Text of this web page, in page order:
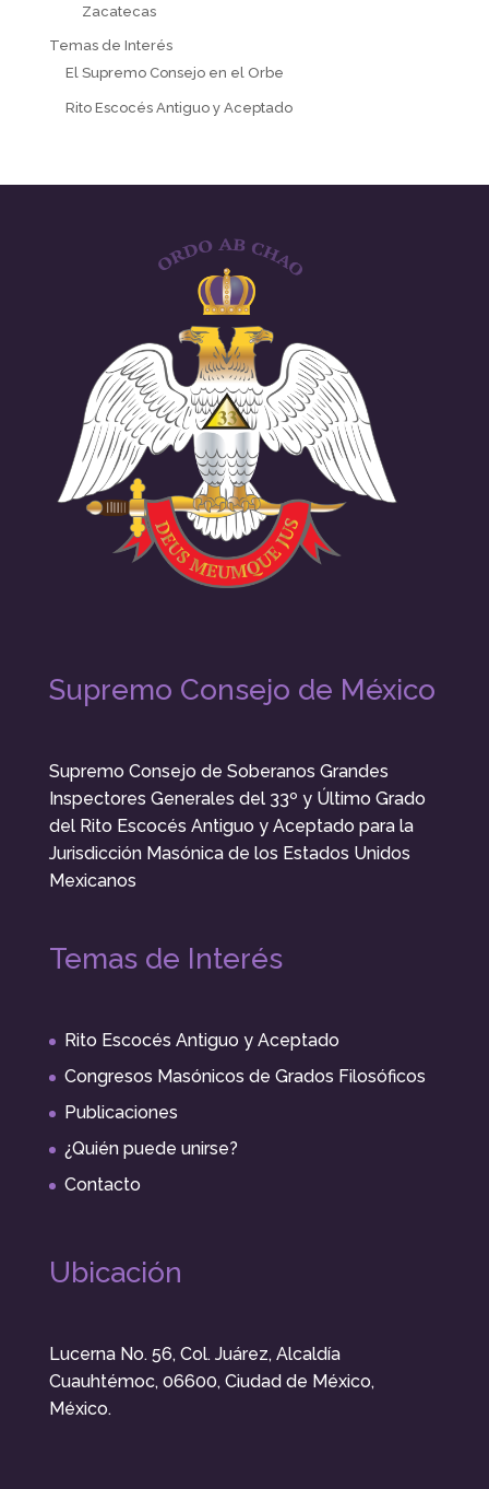
Zacatecas
Temas de Interés
El Supremo Consejo en el Orbe
Rito Escocés Antiguo y Aceptado
Supremo Consejo de México
Supremo Consejo de Soberanos Grandes
Inspectores Generales del 33º y Último Grado
del Rito Escocés Antiguo y Aceptado para la
Jurisdicción Masónica de los Estados Unidos
Mexicanos
Temas de Interés
Rito Escocés Antiguo y Aceptado
Congresos Masónicos de Grados Filosóficos
Publicaciones
¿Quién puede unirse?
Contacto
Ubicación
Lucerna No. 56, Col. Juárez, Alcaldía
Cuauhtémoc, 06600, Ciudad de México,
México.